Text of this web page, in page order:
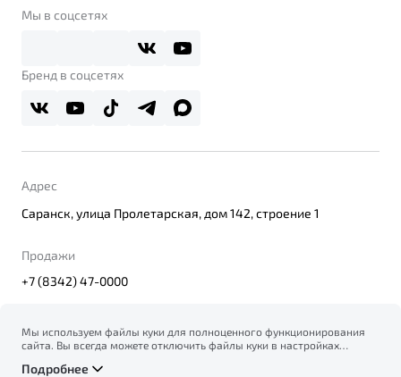
Реферальная программа
О дилерском центре
Правовая информация
Мы в соцсетях
Бренд в соцсетях
Адрес
Саранск, улица Пролетарская, дом 142, строение 1
Продажи
+7 (8342) 47-0000
© 2026
Политика конфиденциальности персональных данных
Мы используем файлы куки для полноценного функционирования
сайта. Вы всегда можете отключить файлы куки в настройках
на сбор и использование файлов куки, и подтверждаете
Подробнее